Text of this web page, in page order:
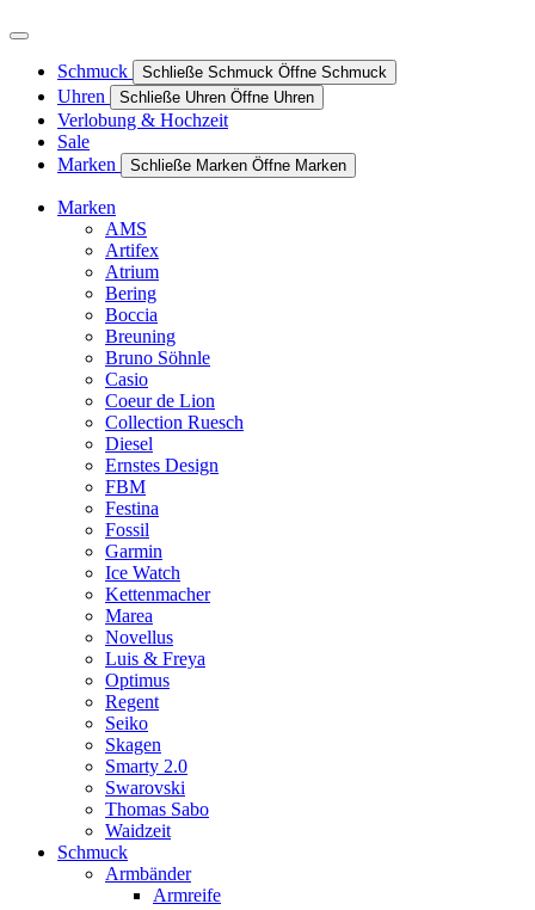
Schmuck Schließe Schmuck Öffne Schmuck
Uhren Schließe Uhren Öffne Uhren
Verlobung & Hochzeit
Sale
Marken
Schließe Marken Öffne Marken
Marken
AMS
Artifex
Atrium
Bering
Boccia
Breuning
Bruno Söhnle
Casio
Coeur de Lion
Collection Ruesch
Diesel
Ernstes Design
FBM
Festina
Fossil
Garmin
Ice Watch
Kettenmacher
Marea
Novellus
Luis & Freya
Optimus
Regent
Seiko
Skagen
Smarty 2.0
Swarovski
Thomas Sabo
Waidzeit
Schmuck
Armbänder
Armreife